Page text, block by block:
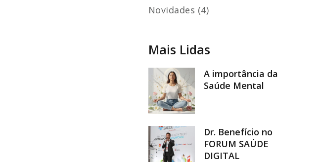
Novidades (4)
Mais Lidas
A importância da
Saúde Mental
Dr. Benefício no
FORUM SAÚDE
DIGITAL